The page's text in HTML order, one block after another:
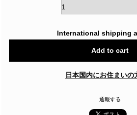
International shipping
Add to cart
日本国内にお住まいの
通報する